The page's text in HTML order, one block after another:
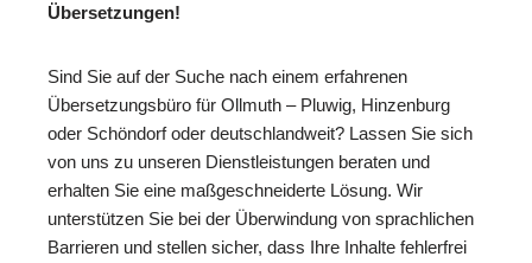
Übersetzungen!
Sind Sie auf der Suche nach einem erfahrenen
Übersetzungsbüro für Ollmuth – Pluwig, Hinzenburg
oder Schöndorf oder deutschlandweit? Lassen Sie sich
von uns zu unseren Dienstleistungen beraten und
erhalten Sie eine maßgeschneiderte Lösung. Wir
unterstützen Sie bei der Überwindung von sprachlichen
Barrieren und stellen sicher, dass Ihre Inhalte fehlerfrei